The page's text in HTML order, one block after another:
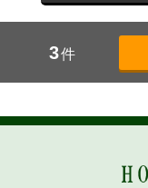
3件